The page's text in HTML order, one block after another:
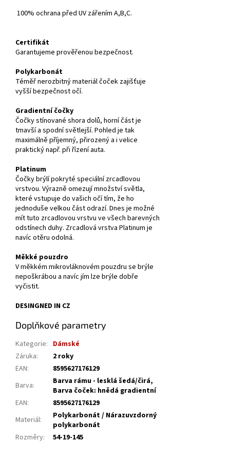
100% ochrana před UV zářením A,B,C.
Certifikát
Garantujeme prověřenou bezpečnost.
Polykarbonát
Téměř nerozbitný materiál čoček zajišťuje
vyšší bezpečnost očí.
Gradientní čočky
Čočky stínované shora dolů, horní část je
tmavší a spodní světlejší. Pohled je tak
maximálně příjemný, přirozený a i velice
praktický např. při řízení auta.
Platinum
Čočky brýlí pokryté speciální zrcadlovou
vrstvou. Výrazně omezují množství světla,
které vstupuje do vašich očí tím, že ho
jednoduše velkou část odrazí. Dnes je možné
mít tuto zrcadlovou vrstvu ve všech barevných
odstínech duhy. Zrcadlová vrstva Platinum je
navíc otěru odolná.
Měkké pouzdro
V měkkém mikrovláknovém pouzdru se brýle
nepoškrábou a navíc jím lze brýle dobře
vyčistit.
DESINGNED IN CZ
Doplňkové parametry
Kategorie: Dámské
Záruka:
2 roky
EAN:
8595627176129
Barva:
Barva rámu - lesklá šedá/čirá,
Barva čoček: hnědá gradientní
EAN:
8595627176129
Materiál:
Polykarbonát / Nárazuvzdorný
polykarbonát
Rozměry: 54-19-145